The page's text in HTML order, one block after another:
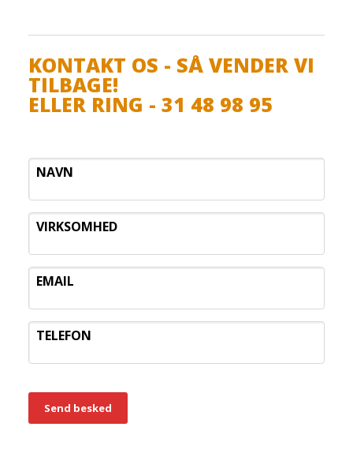
KONTAKT OS - SÅ VENDER VI
TILBAGE!
ELLER RING - 31 48 98 95
NAVN
VIRKSOMHED
EMAIL
TELEFON
Send besked